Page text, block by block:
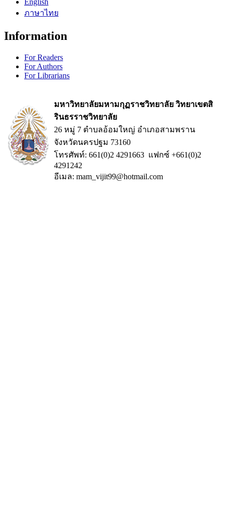
English
ภาษาไทย
Information
For Readers
For Authors
For Librarians
มหาวิทยาลัยมหามกุฏราชวิทยาลัย วิทยาเขตสิ
รินธรราชวิทยาลัย
26 หมู่ 7 ตำบลอ้อมใหญ่ อำเภอสามพราน
จังหวัดนครปฐม 73160
โทรศัพท์: 661(0)2 4291663 แฟกซ์ +661(0)2
4291242
อีเมล: mam_vijit99@hotmail.com